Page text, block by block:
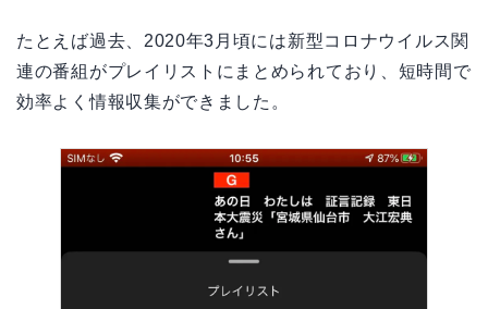
たとえば過去、2020年3月頃には新型コロナウイルス関
連の番組がプレイリストにまとめられており、短時間で
効率よく情報収集ができました。